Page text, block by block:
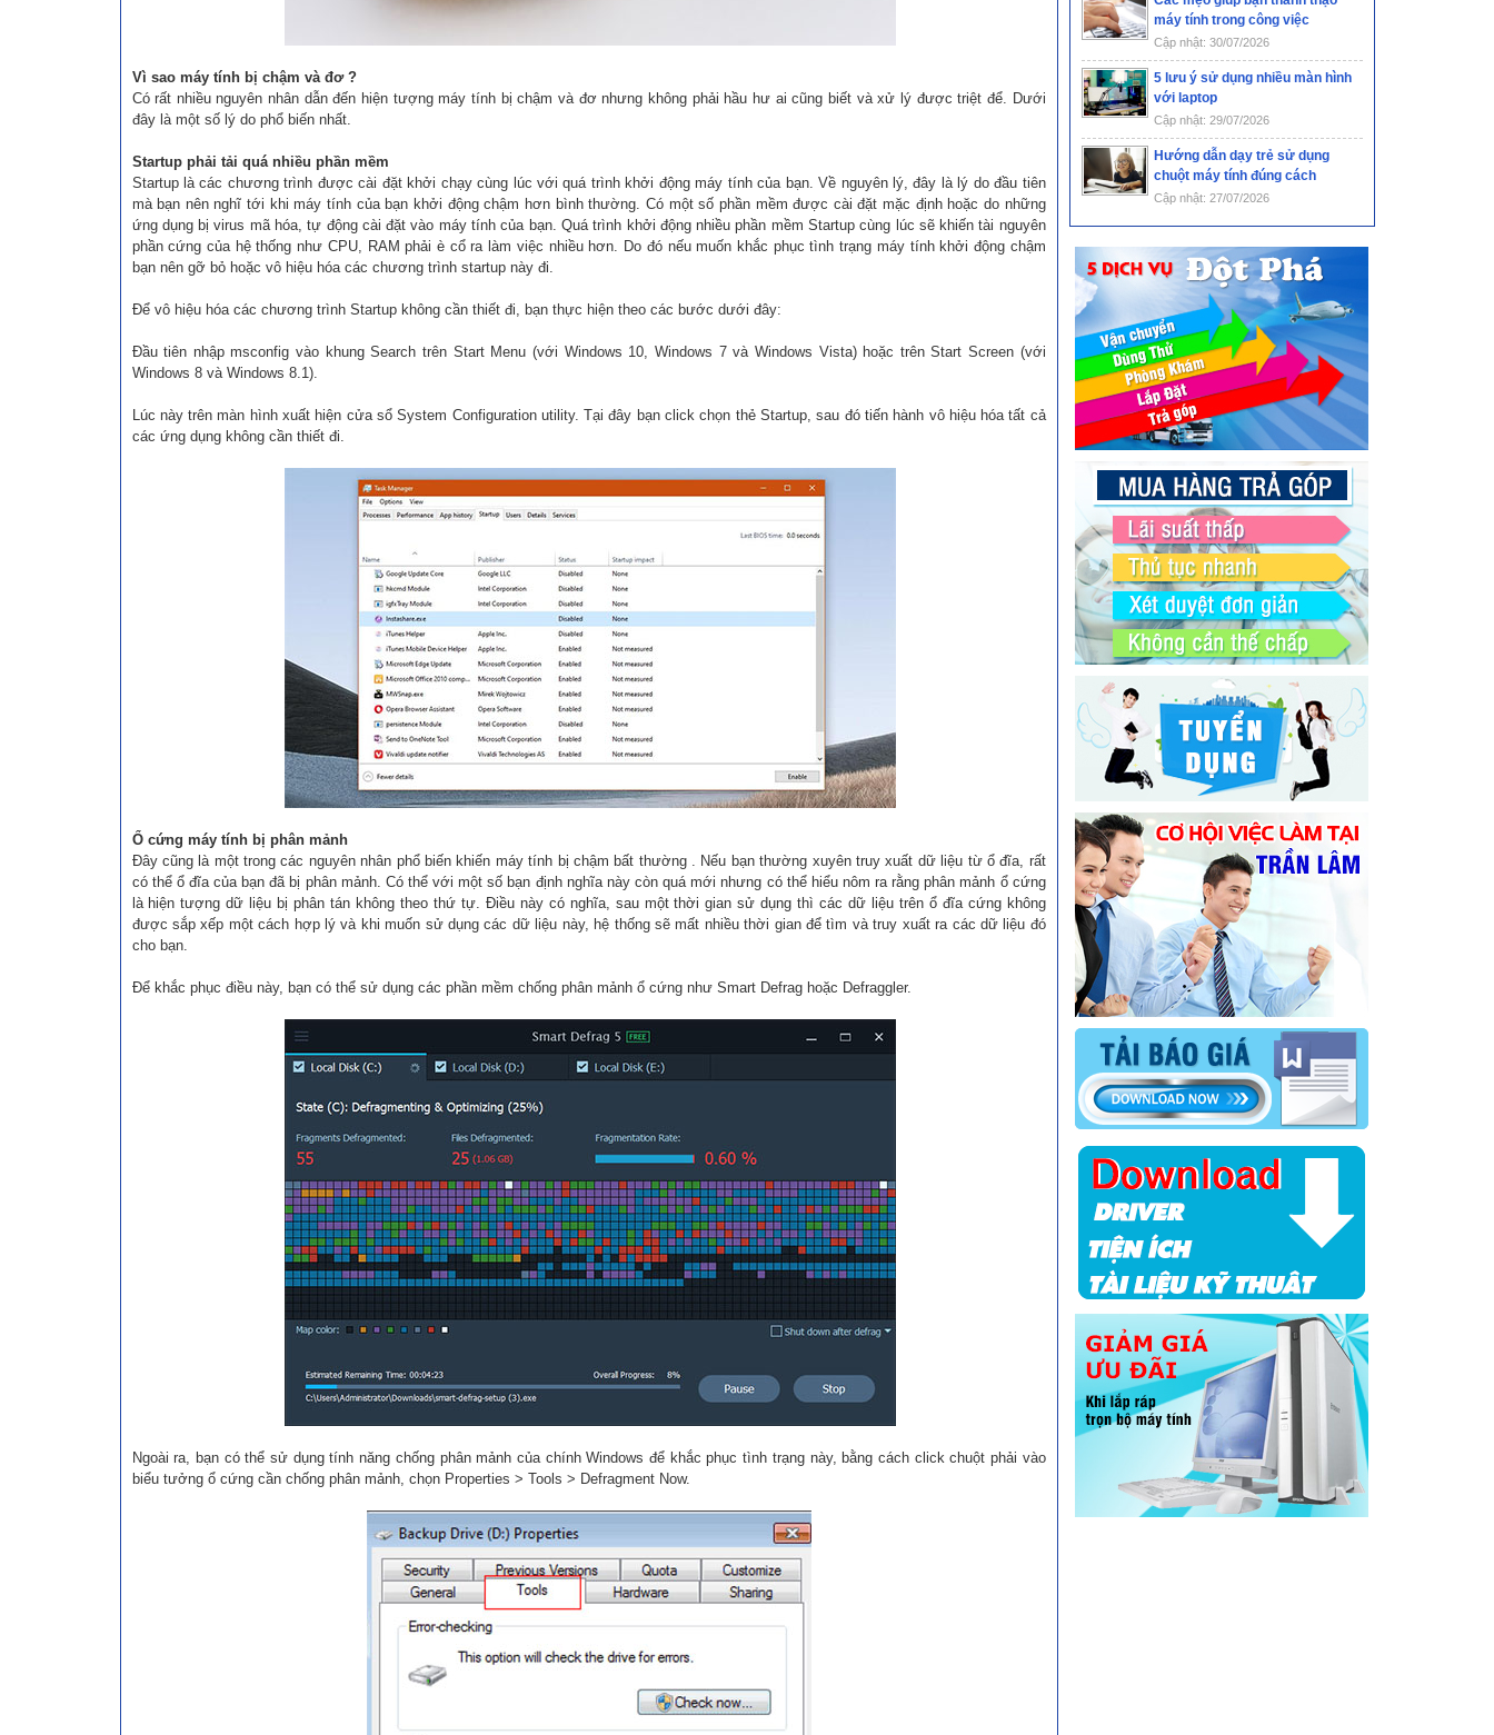
Vì sao máy tính bị chậm và đơ ?
Có rất nhiều nguyên nhân dẫn đến hiện tượng máy tính bị chậm và đơ nhưng không phải hầu hư ai cũng biết và xử lý được triệt để. Dưới
đây là một số lý do phổ biến nhất.
Startup phải tải quá nhiều phần mềm
Startup là các chương trình được cài đặt khởi chạy cùng lúc với quá trình khởi động máy tính của bạn. Về nguyên lý, đây là lý do đầu tiên
mà bạn nên nghĩ tới khi máy tính của bạn khởi động chậm hơn bình thường. Có một số phần mềm được cài đặt mặc định hoặc do những
ứng dụng bị virus mã hóa, tự động cài đặt vào máy tính của bạn. Quá trình khởi động nhiều phần mềm Startup cùng lúc sẽ khiến tài nguyên
phần cứng của hệ thống như CPU, RAM phải è cổ ra làm việc nhiều hơn. Do đó nếu muốn khắc phục tình trạng máy tính khởi động chậm
bạn nên gỡ bỏ hoặc vô hiệu hóa các chương trình startup này đi.
Để vô hiệu hóa các chương trình Startup không cần thiết đi, bạn thực hiện theo các bước dưới đây:
Đầu tiên nhập msconfig vào khung Search trên Start Menu (với Windows 10, Windows 7 và Windows Vista) hoặc trên Start Screen (với
Windows 8 và Windows 8.1).
Lúc này trên màn hình xuất hiện cửa sổ System Configuration utility. Tại đây bạn click chọn thẻ Startup, sau đó tiến hành vô hiệu hóa tất cả
các ứng dụng không cần thiết đi.
Ổ cứng máy tính bị phân mảnh
Đây cũng là một trong các nguyên nhân phổ biến khiến máy tính bị chậm bất thường . Nếu bạn thường xuyên truy xuất dữ liệu từ ổ đĩa, rất
có thể ổ đĩa của bạn đã bị phân mảnh. Có thể với một số bạn định nghĩa này còn quá mới nhưng có thể hiểu nôm ra rằng phân mảnh ổ cứng
là hiện tượng dữ liệu bị phân tán không theo thứ tự. Điều này có nghĩa, sau một thời gian sử dụng thì các dữ liệu trên ổ đĩa cứng không
được sắp xếp một cách hợp lý và khi muốn sử dụng các dữ liệu này, hệ thống sẽ mất nhiều thời gian để tìm và truy xuất ra các dữ liệu đó
cho bạn.
Để khắc phục điều này, bạn có thể sử dụng các phần mềm chống phân mảnh ổ cứng như Smart Defrag hoặc Defraggler.
Ngoài ra, bạn có thể sử dụng tính năng chống phân mảnh của chính Windows để khắc phục tình trạng này, bằng cách click chuột phải vào
biểu tưởng ổ cứng cần chống phân mảnh, chọn Properties > Tools > Defragment Now.
máy tính trong công việc
Cập nhật: 30/07/2026
5 lưu ý sử dụng nhiều màn hình
với laptop
Cập nhật: 29/07/2026
Hướng dẫn dạy trẻ sử dụng
chuột máy tính đúng cách
Cập nhật: 27/07/2026